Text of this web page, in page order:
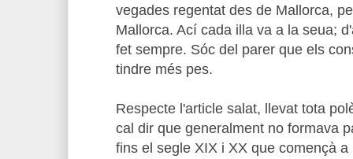
vegades regentat des de Mallorca,
Mallorca. Ací cada illa va a la seua;
fet sempre. Sóc del parer que els
tindre més pes.
Respecte l'article salat, llevat tota
cal dir que generalment no formava
fins el segle XIX i XX que començà